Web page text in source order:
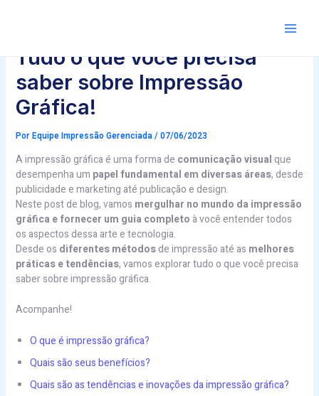
Tudo o que você precisa
saber sobre Impressão
Gráfica!
PorEquipe Impressão Gerenciada/07/06/2023
A impressão gráfica é uma forma de comunicação visual que
desempenha um papel fundamental em diversas áreas, desde
publicidade e marketing até publicação e design.
Neste post de blog, vamos mergulhar no mundo da impressão
gráfica e fornecer um guia completo à você entender todos
os aspectos dessa arte e tecnologia.
Desde os diferentes métodosde impressão até as melhores
práticas e tendências, vamos explorar tudo o que você precisa
saber sobre impressão gráfica.
Acompanhe!
O que é impressão gráfica?
Quais são seus benefícios?
Quais são as tendências e inovações da impressão gráfica?